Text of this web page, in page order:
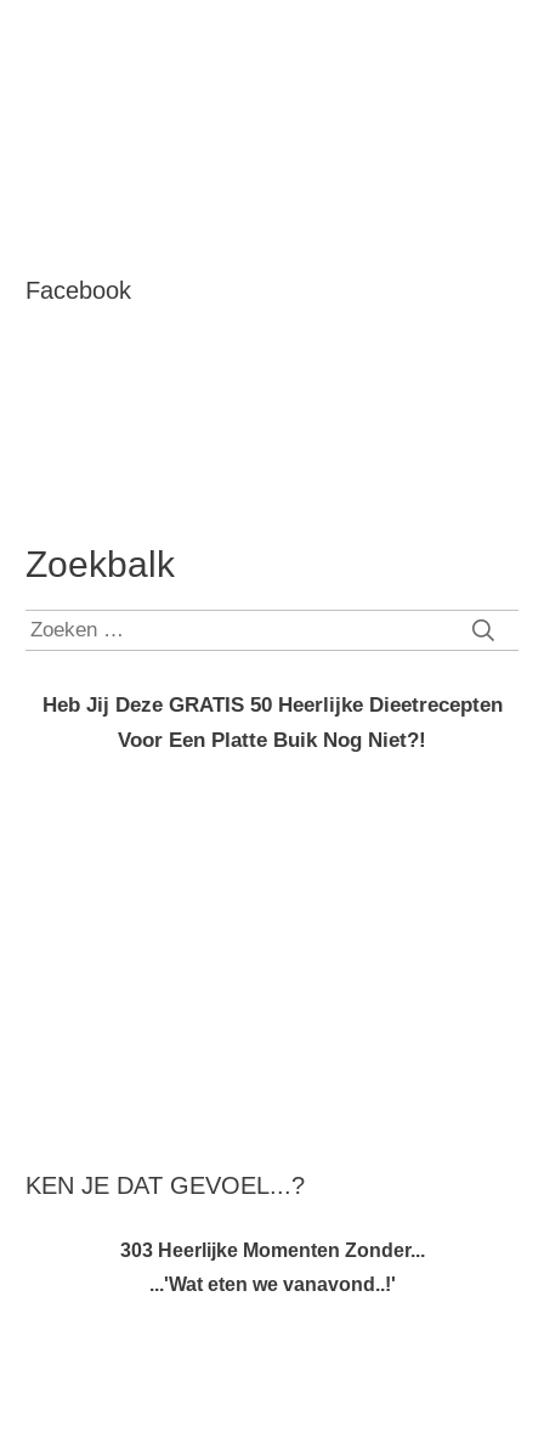
Facebook
Zoekbalk
Zoeken
Heb Jij Deze GRATIS 50 Heerlijke Dieetrecepten
Voor Een Platte Buik Nog Niet?!
KEN JE DAT GEVOEL...?
303 Heerlijke Momenten Zonder...
...'Wat eten we vanavond..!'